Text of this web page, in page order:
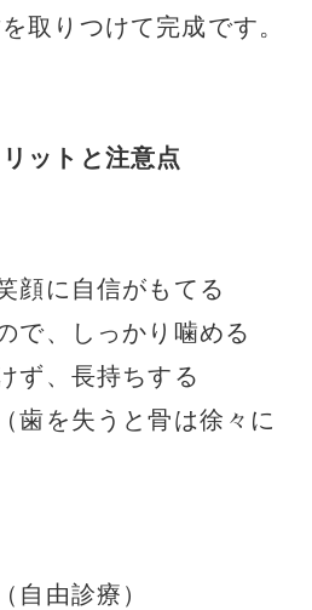
取りつけて完成です。
ットと注意点
顔に自信がもてる
で、しっかり噛める
ず、長持ちする
歯を失うと骨は徐々に
自由診療）